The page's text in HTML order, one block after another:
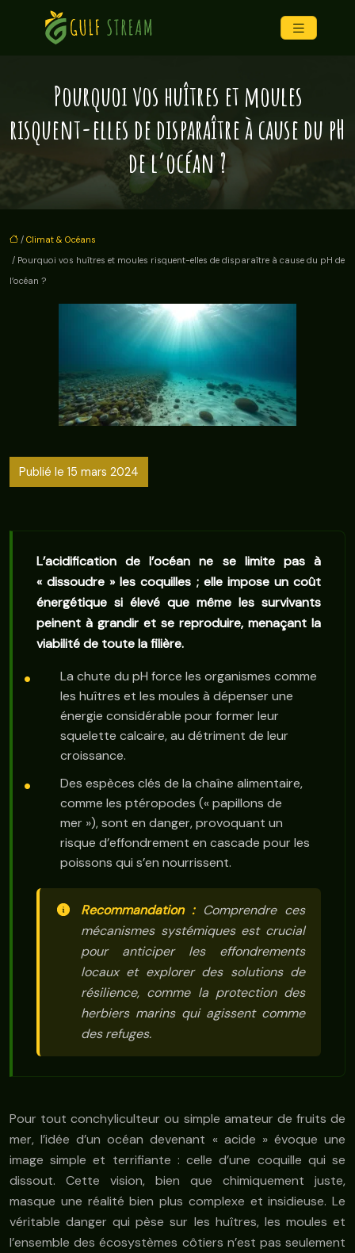
Pourquoi vos huîtres et moules
risquent-elles de disparaître à cause du pH
de l’océan ?
/ Climat & Océans
/ Pourquoi vos huîtres et moules risquent-elles de disparaître à cause du pH de
l’océan ?
Publié le 15 mars 2024
L’acidification de l’océan ne se limite pas à
« dissoudre » les coquilles ; elle impose un coût
énergétique si élevé que même les survivants
peinent à grandir et se reproduire, menaçant la
viabilité de toute la filière.
La chute du pH force les organismes comme
les huîtres et les moules à dépenser une
énergie considérable pour former leur
squelette calcaire, au détriment de leur
croissance.
Des espèces clés de la chaîne alimentaire,
comme les ptéropodes (« papillons de
mer »), sont en danger, provoquant un
risque d’effondrement en cascade pour les
poissons qui s’en nourrissent.
Recommandation :Comprendre ces
mécanismes systémiques est crucial
pour anticiper les effondrements
locaux et explorer des solutions de
résilience, comme la protection des
herbiers marins qui agissent comme
des refuges.
Pour tout conchyliculteur ou simple amateur de fruits de
mer, l’idée d’un océan devenant « acide » évoque une
image simple et terrifiante : celle d’une coquille qui se
dissout. Cette vision, bien que chimiquement juste,
masque une réalité bien plus complexe et insidieuse. Le
véritable danger qui pèse sur les huîtres, les moules et
l’ensemble des écosystèmes côtiers n’est pas seulement